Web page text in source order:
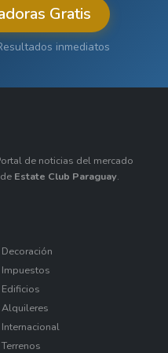
Gratis
inmediatos
de noticias del mercado
Estate Club Paraguay.
Decoración
Impuestos
Edificios
Alquileres
Internacional
Terrenos